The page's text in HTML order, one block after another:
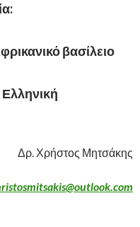
βασίλειο
Ελληνική
Μητσάκης